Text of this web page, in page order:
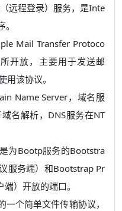
远程登录）服务，是Inte
Mail Transfer Protoco
开放，主要用于发送邮
用该协议。
Name Server，域名服
名解析，DNS服务在NT
为Bootp服务的Bootstra
服务端）和Bootstrap Pr
）开放的端口。
个简单文件传输协议，